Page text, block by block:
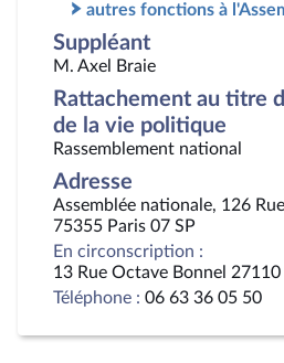
autres fonctions à
Suppléant
M. Axel Braie
Rattachement au titre
de la vie politique
Rassemblement national
Adresse
Assemblée nationale, 126
75355 Paris 07 SP
En circonscription :
13 Rue Octave Bonnel
Téléphone : 06 63 36 05 50